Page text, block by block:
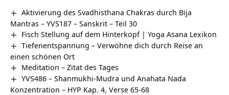
Aktivierung des Svadhisthana Chakras durch Bija
Mantras – YVS187 – Sanskrit – Teil 30
Fisch Stellung auf dem Hinterkopf | Yoga Asana Lexikon
Tiefenentspannung – Verwöhne dich durch Reise an
einen schönen Ort
Meditation – Zitat des Tages
YVS486 – Shanmukhi-Mudra und Anahata Nada
Konzentration – HYP Kap. 4, Verse 65-68